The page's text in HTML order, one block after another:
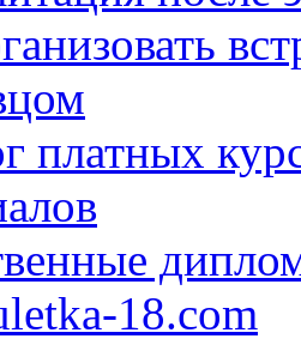
платных
18.com